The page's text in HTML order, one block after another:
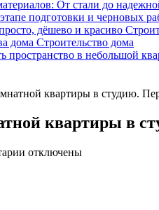
От стали до
подготовки и черновых
дёшево и красиво
дома Строительство дома
пространство в небольшой
квартиры в студию.
квартиры в
котключены